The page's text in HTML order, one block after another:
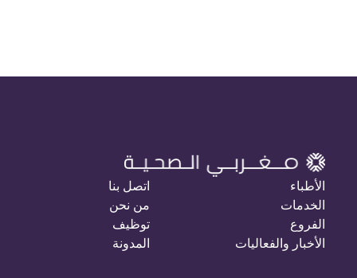
الأطباء
الخدمات
الفروع
الأخبار والفعاليات
اتصل بنا
من نحن
توظيف
المدونة